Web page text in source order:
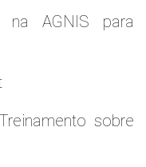
na AGNIS para
sobre